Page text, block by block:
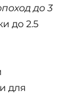
до 3
до 2.5
для